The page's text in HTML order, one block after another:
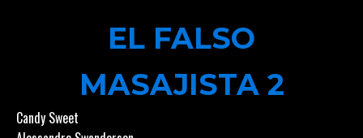
EL FALSO
MASAJISTA 2
Candy Sweet